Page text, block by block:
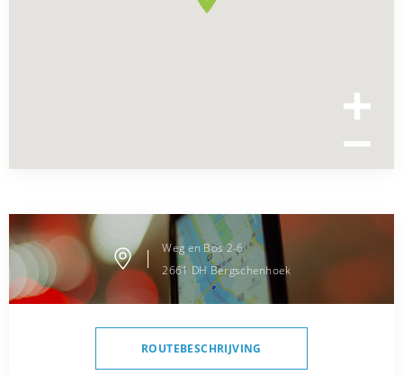
Weg en Bos2-6
2661 DH Bergschenhoek
ROUTEBESCHRIJVING